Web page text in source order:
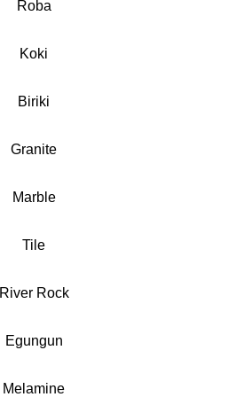
Roba
Koki
Biriki
Granite
Marble
Tile
River Rock
Egungun
Melamine